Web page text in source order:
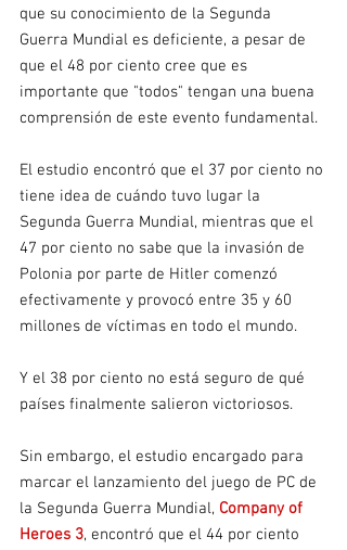
que su conocimiento de la Segunda
Guerra Mundial es deficiente, a pesar de
que el 48 por ciento cree que es
importante que "todos" tengan una buena
comprensión de este evento fundamental.
El estudio encontró que el 37 por ciento no
tiene idea de cuándo tuvo lugar la
Segunda Guerra Mundial, mientras que el
47 por ciento no sabe que la invasión de
Polonia por parte de Hitler comenzó
efectivamente y provocó entre 35 y 60
millones de víctimas en todo el mundo.
Y el 38 por ciento no está seguro de qué
países finalmente salieron victoriosos.
Sin embargo, el estudio encargado para
marcar el lanzamiento del juego de PC de
la Segunda Guerra Mundial, Company of
Heroes 3, encontró que el 44 por ciento